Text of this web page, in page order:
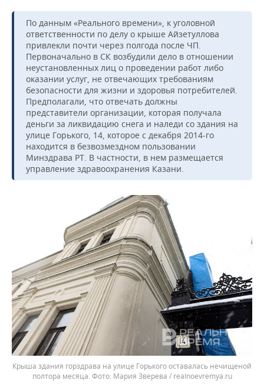
По данным «Реального времени», к уголовной
ответственности по делу о крыше Айзетуллова
привлекли почти через полгода после ЧП.
Первоначально в СК возбудили дело в отношении
неустановленных лиц о проведении работ либо
оказании услуг, не отвечающих требованиям
безопасности для жизни и здоровья потребителей.
Предполагали, что отвечать должны
представители организации, которая получала
деньги за ликвидацию снега и наледи со здания на
улице Горького, 14, которое с декабря 2014-го
находится в безвозмездном пользовании
Минздрава РТ. В частности, в нем размещается
управление здравоохранения Казани.
Крыша здания горздрава на улице Горького оставалась нечищеной
полтора месяца.
Мария Зверева / realnoevremya.ru